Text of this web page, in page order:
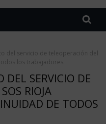
del servicio de teleoperación del
los trabajadores
DEL SERVICIO DE
RIOJA
DE TODOS